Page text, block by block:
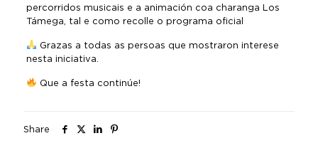
percorridos musicais e a animación coa charanga Los
Támega, tal e como recolle o programa oficial
Grazas a todas as persoas que mostraron interese
nesta iniciativa.
Que a festa continúe!
Share